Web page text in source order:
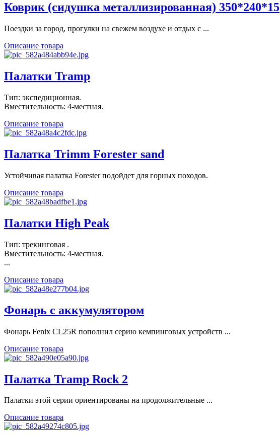
Коврик (сидушка металлизированная) 350*240*15
Поездки за город, прогулки на свежем воздухе и отдых с ...
Описание товара
Палатки Tramp
Тип: экспедиционная.
Вместительность: 4-местная.
Описание товара
Палатка Trimm Forester sand
Устойчивая палатка Forester подойдет для горных походов.
Описание товара
Палатки High Peak
Тип: трекинговая .
Вместительность: 4-местная.
...
Описание товара
Фонарь с аккумулятором
Фонарь Fenix CL25R пополнил серию кемпинговых устройств ...
Описание товара
Палатка Tramp Rock 2
Палатки этой серии ориентированы на продолжительные ...
Описание товара